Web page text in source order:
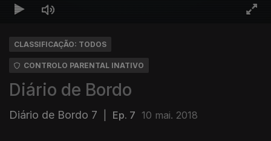
CLASSIFICAÇÃO: TODOS
CONTROLO PARENTAL INATIVO
Diário de Bordo
Diário de Bordo 7 Ep. 7 10 mai. 2018